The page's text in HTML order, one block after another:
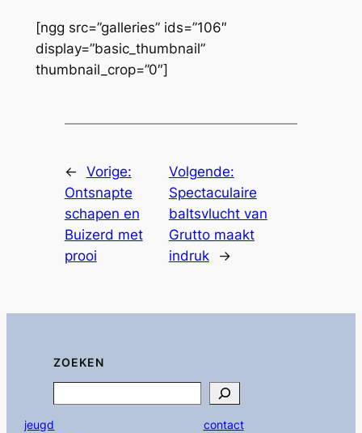
[ngg src=”galleries” ids=”106″
display=”basic_thumbnail”
thumbnail_crop=”0″]
← Vorige:
Ontsnapte
schapen en
Buizerd met
prooi
Volgende:
Spectaculaire
baltsvlucht van
Grutto maakt
indruk
→
ZOEKEN
jeugd
contact